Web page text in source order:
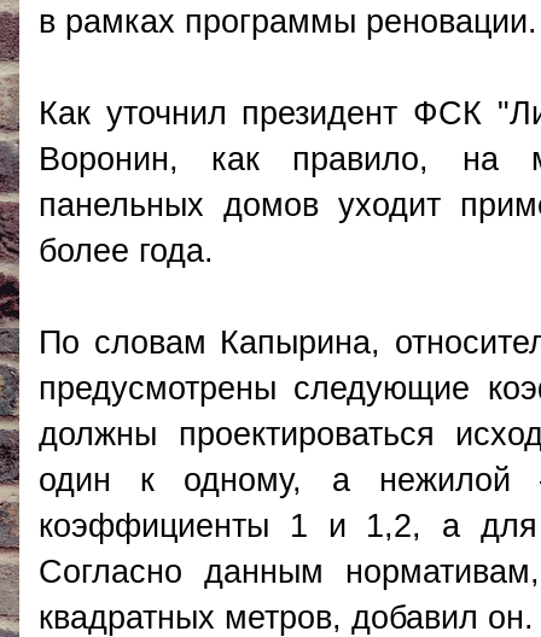
в рамках программы реновации.
Как уточнил президент ФСК
Воронин, как правило, на
панельных домов уходит
более года.
По словам Капырина,
предусмотрены следующие
должны проектироваться
один к одному, а нежилой
коэффициенты 1 и 1,2, а для
Согласно данным
квадратных метров, добавил он.